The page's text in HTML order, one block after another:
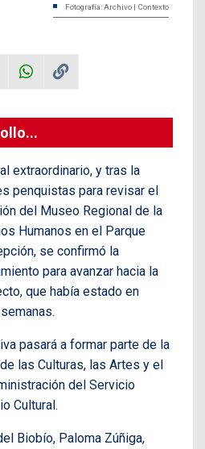
Fotografía: Archivo | Contexto
extraordinario, y tras la
penquistas para revisar el
del Museo Regional de la
Humanos en el Parque
se confirmó la
para avanzar hacia la
que había estado en
pasará a formar parte de la
las Culturas, las Artes y el
del Servicio
Cultural.
Biobío, Paloma Zúñiga,